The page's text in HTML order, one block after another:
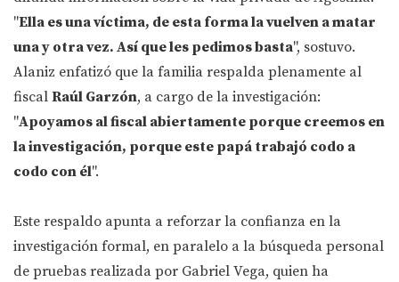
"Ella es una víctima, de esta forma la vuelven a matar
una y otra vez. Así que les pedimos basta", sostuvo.
Alaniz enfatizó que la familia respalda plenamente al
fiscal Raúl Garzón, a cargo de la investigación:
"Apoyamos al fiscal abiertamente porque creemos en
la investigación, porque este papá trabajó codo a
codo con él".
Este respaldo apunta a reforzar la confianza en la
investigación formal, en paralelo a la búsqueda personal
de pruebas realizada por Gabriel Vega, quien ha